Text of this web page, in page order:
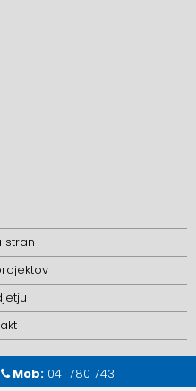
stran
Mob: 041 780 743